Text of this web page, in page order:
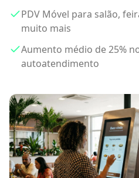
PDV Móvel para salão,
muito mais
Aumento médio de 25%
autoatendimento